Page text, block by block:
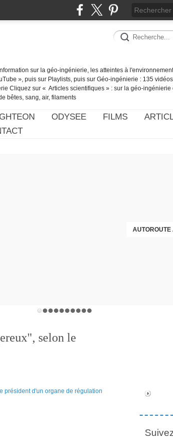
sur la géo-ingénierie, les atteintes à
», puis sur Playlists, puis sur Géo-ingénierie : 135
Cliquez sur « Articles scientifiques » : sur la géo-
bêtes, sang, air, filaments
ODYSEE FILMS
selon le